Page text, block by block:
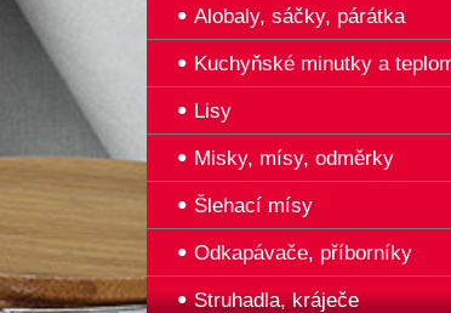
Alobaly, sáčky, párátka
Kuchyňské minutky a
Lisy
Misky, mísy, odměrky
Šlehací mísy
Odkapávače, příborníky
Struhadla, kráječe